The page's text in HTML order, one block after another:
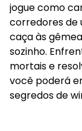
jogue como
corredores de
caça às
sozinho.
mortais e
você poderá
segredos de